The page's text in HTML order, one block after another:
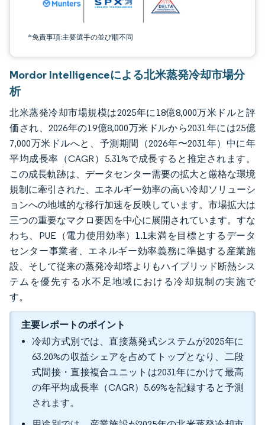
*免責事項:主要選手の並び順不同
Mordor Intelligenceによる北米蒸発冷却市場分
析
北米蒸発冷却市場規模は2025年に18億8,000万米ドルと評
価され、2026年の19億8,000万米ドルから2031年には25億
7,000万米ドルへと、予測期間（2026年〜2031年）中に年
平均成長率（CAGR）5.31%で成長すると推定されます。
この成長軌跡は、データセンター需要の拡大と厳格な環境
規制に牽引された、エネルギー効率の高い冷却ソリューシ
ョンへの地域的な移行加速を反映しています。市場拡大は
三つの重要なマクロ要因を中心に展開されています。すな
わち、PUE（電力使用効率）1.1未満を目標とするデータ
センター事業者、エネルギー効率義務に準拠する産業施
設、そして従来の蒸発冷却塔よりもハイブリッド断熱シス
テムを優先する水不足地域における冷却規制の実施で
す。
主要レポートのポイント
冷却方式別では、直接蒸発式システムが2025年に
63.20%の収益シェアを占めてトップとなり、二段
式間接・直接複合ユニットは2031年にかけて最高
の年平均成長率（CAGR）5.69%を記録すると予測
されます。